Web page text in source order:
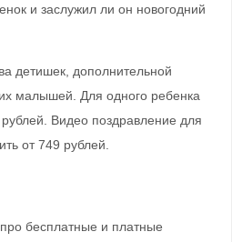
и заслужил ли он новогодний
детишек, дополнительной
малышей. Для одного ребенка
Видео поздравление для
от 749 рублей.
бесплатные и платные